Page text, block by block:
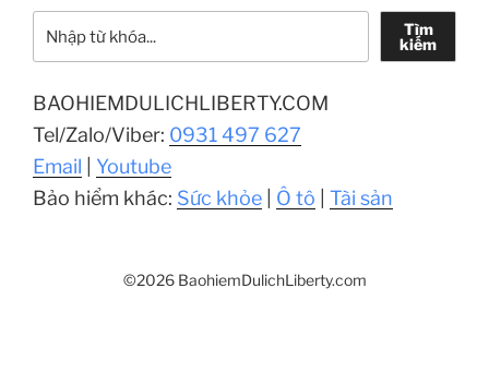
Tìm
kiếm
BAOHIEMDULICHLIBERTY.COM
Tel/Zalo/Viber: 0931 497 627
Email
Youtube
Bảo hiểm khác: Sức khỏe Ô tô Tài sản
©2026 BaohiemDulichLiberty.com